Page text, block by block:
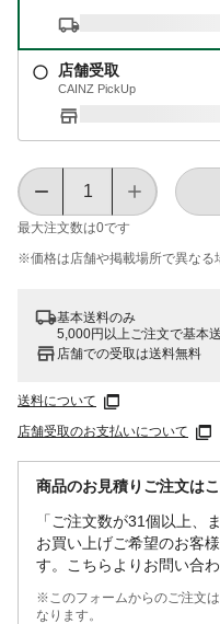
店舗受取
CAINZ PickUp
最大注文数は0です
※価格は​店舗や​掲載場所で​異なる​
基本送料のみ
5,000円以上ご注文で基本
店舗での受取は送料無料
送料について
店舗受取のお支払いについて
商品のお見積りご注文は
「ご注文数が31個以上、
お買い上げご希望のお客
す。こちらよりお問い合わ
※このフォームからのご注文
なります。